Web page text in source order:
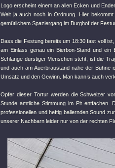
Logo erscheint einem an allen Ecken und
Welt ja auch noch in Ordnung. Hier
gemütlichem Spaziergang im Burghof der
Dass die Festung bereits um 18:30 fast voll
am Einlass genau ein Bierbon-Stand und ein
Schlange durstiger Menschen steht, ist die
und auch am Auerbräustand nahe der Bühne
Umsatz und den Gewinn. Man kann’s auch
Opfer dieser Tortur werden die Schweizer
Stunde amtliche Stimmung im Pit
professionellen und heftig ballernden Sound
unserer Nachbarn leider nur von der rechten